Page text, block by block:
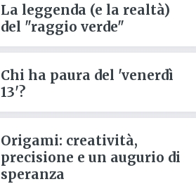
La leggenda (e la realtà)
del "raggio verde"
Chi ha paura del 'venerdì
13'?
Origami: creatività,
precisione e un augurio di
speranza